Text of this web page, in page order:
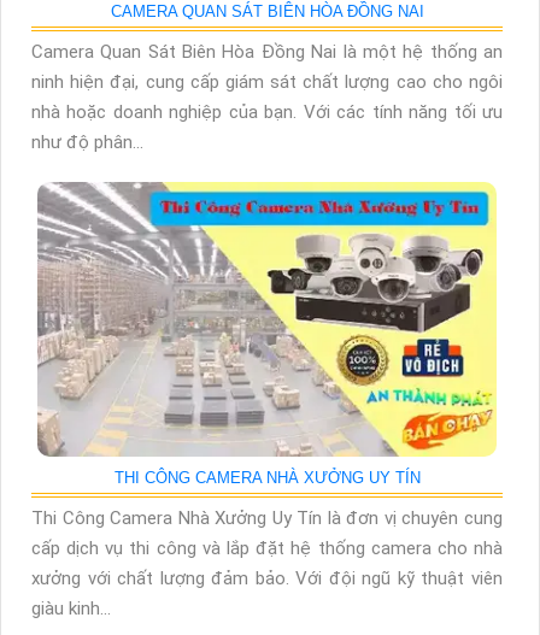
CAMERA QUAN SÁT BIÊN HÒA ĐỒNG NAI
Camera Quan Sát Biên Hòa Đồng Nai là một hệ thống an
ninh hiện đại, cung cấp giám sát chất lượng cao cho ngôi
nhà hoặc doanh nghiệp của bạn. Với các tính năng tối ưu
như độ phân...
THI CÔNG CAMERA NHÀ XƯỞNG UY TÍN
Thi Công Camera Nhà Xưởng Uy Tín là đơn vị chuyên cung
cấp dịch vụ thi công và lắp đặt hệ thống camera cho nhà
xưởng với chất lượng đảm bảo. Với đội ngũ kỹ thuật viên
giàu kinh...